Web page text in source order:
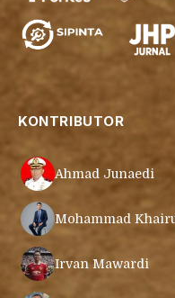
KONTRIBUTOR
Ahmad Junaedi
Mohammad
Irvan Mawardi